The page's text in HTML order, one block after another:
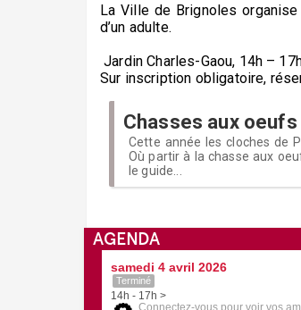
La Ville de Brignoles
d’un adulte.
Jardin Charles-Gaou, 14h –
Sur inscription obligatoire,
Chasses aux
Cette année les cloches de
Où partir à la chasse aux
le guide...
AGENDA
samedi 4 avril 2026
Terminé
14h - 17h >
Connectez-vous pour voir vos